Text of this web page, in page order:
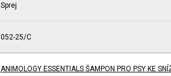
Sprej
052-25/C
ANIMOLOGY ESSENTIALS ŠAMPON PRO PSY KE